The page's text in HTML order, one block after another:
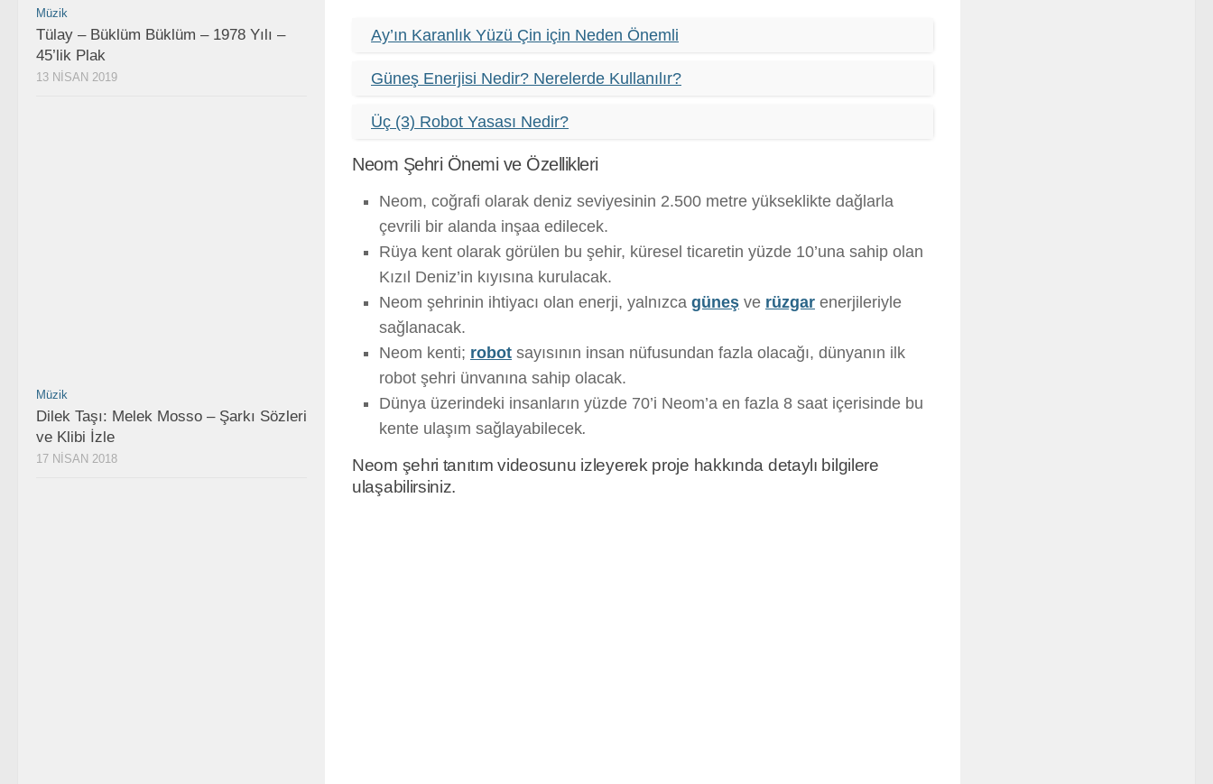
Ay’ın Karanlık Yüzü Çin için Neden Önemli
Güneş Enerjisi Nedir? Nerelerde Kullanılır?
Üç (3) Robot Yasası Nedir?
Neom Şehri Önemi ve Özellikleri
Neom, coğrafi olarak deniz seviyesinin 2.500 metre yükseklikte dağlarla
çevrili bir alanda inşaa edilecek.
Rüya kent olarak görülen bu şehir, küresel ticaretin yüzde 10’una sahip olan
Kızıl Deniz’in kıyısına kurulacak.
Neom şehrinin ihtiyacı olan enerji, yalnızca güneş ve rüzgar enerjileriyle
sağlanacak.
Neom kenti; robot sayısının insan nüfusundan fazla olacağı, dünyanın ilk
robot şehri ünvanına sahip olacak.
Dünya üzerindeki insanların yüzde 70’i Neom’a en fazla 8 saat içerisinde bu
kente ulaşım sağlayabilecek.
Neom şehri tanıtım videosunu izleyerek proje hakkında detaylı bilgilere
ulaşabilirsiniz.
Müzik
Tülay – Büklüm Büklüm – 1978 Yılı –
45’lik Plak
13 NISAN 2019
Müzik
Dilek Taşı: Melek Mosso – Şarkı Sözleri
ve Klibi İzle
17 NISAN 2018